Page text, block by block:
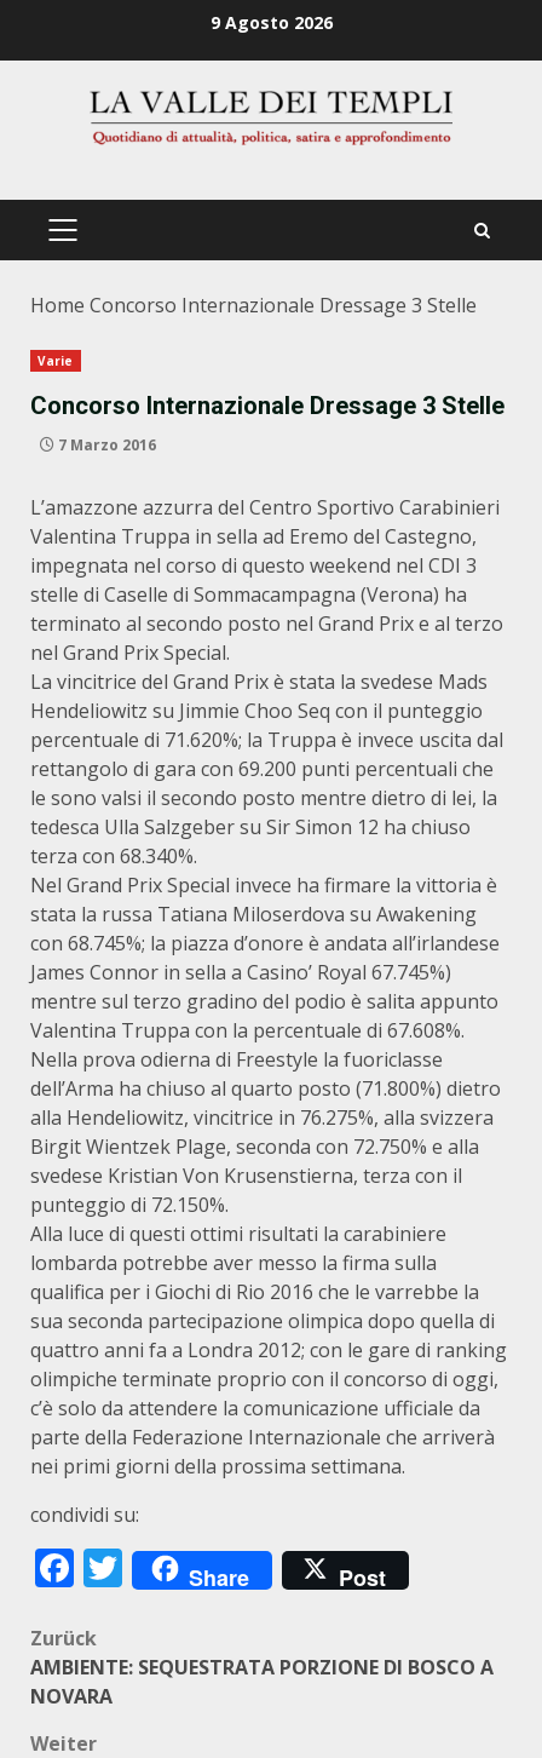
9 Agosto 2026
PRIMÄRES
Home Concorso Internazionale Dressage 3 Stelle
Varie
Concorso Internazionale Dressage 3 Stelle
7 Marzo 2016
L’amazzone azzurra del Centro Sportivo Carabinieri
Valentina Truppa in sella ad Eremo del Castegno,
impegnata nel corso di questo weekend nel CDI 3
stelle di Caselle di Sommacampagna (Verona) ha
terminato al secondo posto nel Grand Prix e al terzo
nel Grand Prix Special.
La vincitrice del Grand Prix è stata la svedese Mads
Hendeliowitz su Jimmie Choo Seq con il punteggio
percentuale di 71.620%; la Truppa è invece uscita dal
rettangolo di gara con 69.200 punti percentuali che
le sono valsi il secondo posto mentre dietro di lei, la
tedesca Ulla Salzgeber su Sir Simon 12 ha chiuso
terza con 68.340%.
Nel Grand Prix Special invece ha firmare la vittoria è
stata la russa Tatiana Miloserdova su Awakening
con 68.745%; la piazza d’onore è andata all’irlandese
James Connor in sella a Casino’ Royal 67.745%)
mentre sul terzo gradino del podio è salita appunto
Valentina Truppa con la percentuale di 67.608%.
Nella prova odierna di Freestyle la fuoriclasse
dell’Arma ha chiuso al quarto posto (71.800%) dietro
alla Hendeliowitz, vincitrice in 76.275%, alla svizzera
Birgit Wientzek Plage, seconda con 72.750% e alla
svedese Kristian Von Krusenstierna, terza con il
punteggio di 72.150%.
Alla luce di questi ottimi risultati la carabiniere
lombarda potrebbe aver messo la firma sulla
qualifica per i Giochi di Rio 2016 che le varrebbe la
sua seconda partecipazione olimpica dopo quella di
quattro anni fa a Londra 2012; con le gare di ranking
olimpiche terminate proprio con il concorso di oggi,
c’è solo da attendere la comunicazione ufficiale da
parte della Federazione Internazionale che arriverà
nei primi giorni della prossima settimana.
condividi su:
Facebook
Twitter
Share Post
Beitragsnavigation
Zurück
AMBIENTE: SEQUESTRATA PORZIONE DI BOSCO A
NOVARA
Weiter